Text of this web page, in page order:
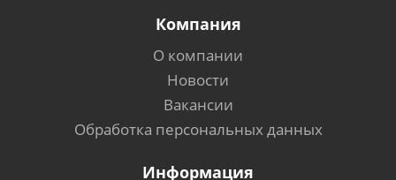
Компания
О компании
Новости
Вакансии
Обработка персональных данных
Информация